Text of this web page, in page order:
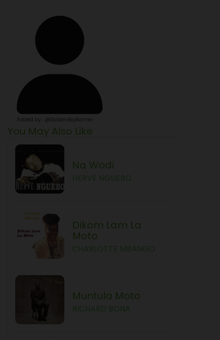
Added by : @GoldenBoyKamer
You May Also Like
Na Wodi
Dikom Lam La
Moto
Muntula Moto